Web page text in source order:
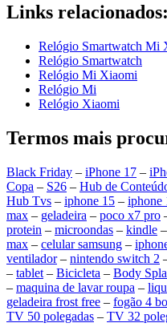
Links relacionados:
Relógio Smartwatch Mi
Relógio Smartwatch
Relógio Mi Xiaomi
Relógio Mi
Relógio Xiaomi
Termos mais
Black Friday – iPhone 17 –
Copa – S26 – Hub de
Hub Tvs – iphone 15 – iphone
max – geladeira – poco x7 pro
protein – microondas – kindle –
max – celular samsung –
ventilador– nintendo switch 2
– tablet – Bicicleta – Body
– maquina de lavar roupa –
geladeira frost free – fogão 4
TV 50 polegadas – TV 32